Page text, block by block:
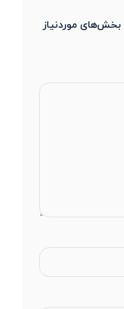
بخش‌های موردنیاز